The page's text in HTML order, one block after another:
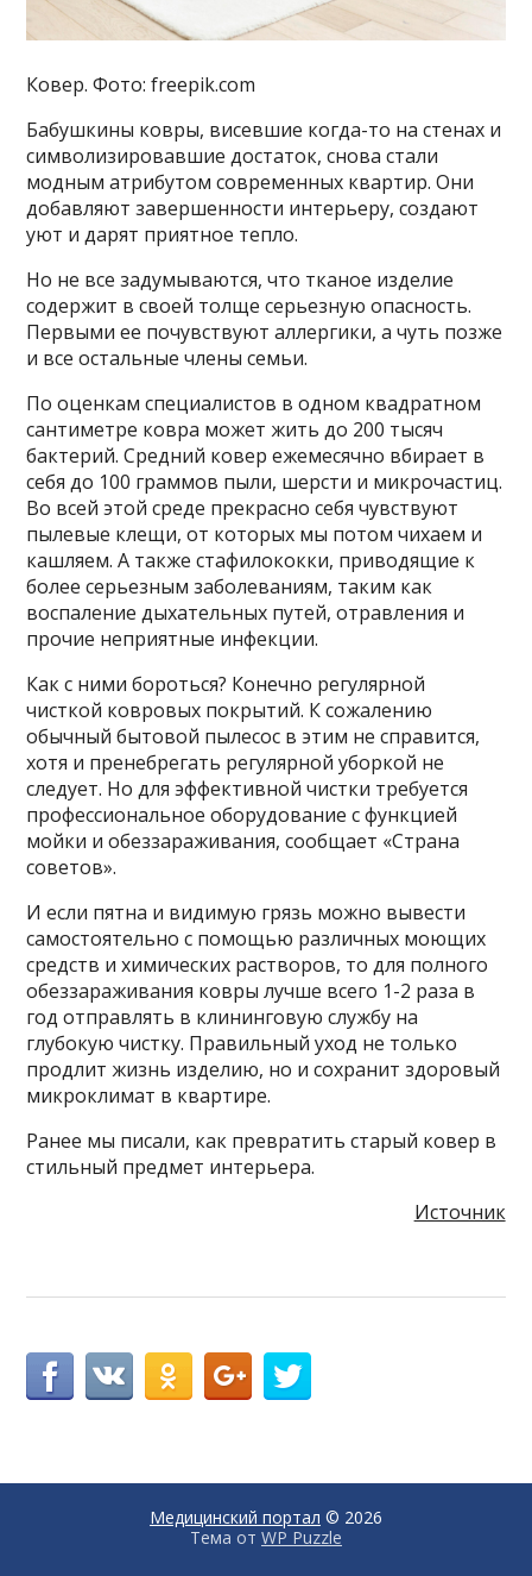
Ковер. Фото: freepik.com
Бабушкины ковры, висевшие когда-то на стенах и
символизировавшие достаток, снова стали
модным атрибутом современных квартир. Они
добавляют завершенности интерьеру, создают
уют и дарят приятное тепло.
Но не все задумываются, что тканое изделие
содержит в своей толще серьезную опасность.
Первыми ее почувствуют аллергики, а чуть позже
и все остальные члены семьи.
По оценкам специалистов в одном квадратном
сантиметре ковра может жить до 200 тысяч
бактерий. Средний ковер ежемесячно вбирает в
себя до 100 граммов пыли, шерсти и микрочастиц.
Во всей этой среде прекрасно себя чувствуют
пылевые клещи, от которых мы потом чихаем и
кашляем. А также стафилококки, приводящие к
более серьезным заболеваниям, таким как
воспаление дыхательных путей, отравления и
прочие неприятные инфекции.
Как с ними бороться? Конечно регулярной
чисткой ковровых покрытий. К сожалению
обычный бытовой пылесос в этим не справится,
хотя и пренебрегать регулярной уборкой не
следует. Но для эффективной чистки требуется
профессиональное оборудование с функцией
мойки и обеззараживания, сообщает «Страна
советов».
И если пятна и видимую грязь можно вывести
самостоятельно с помощью различных моющих
средств и химических растворов, то для полного
обеззараживания ковры лучше всего 1-2 раза в
год отправлять в клининговую службу на
глубокую чистку. Правильный уход не только
продлит жизнь изделию, но и сохранит здоровый
микроклимат в квартире.
Ранее мы писали, как превратить старый ковер в
стильный предмет интерьера.
Источник
Медицинский портал © 2026
Тема от WP Puzzle